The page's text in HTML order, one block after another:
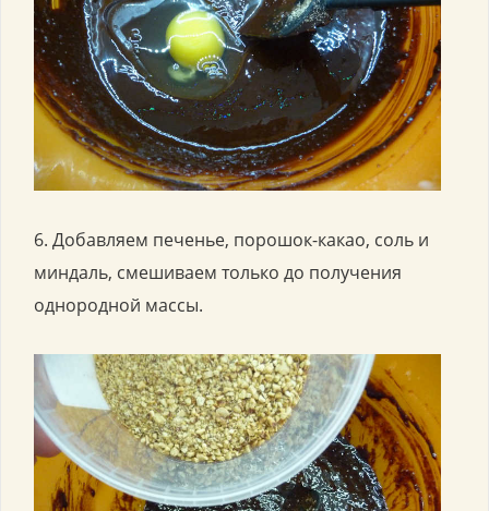
6. Добавляем печенье, порошок-какао, соль и
миндаль, смешиваем только до получения
однородной массы.